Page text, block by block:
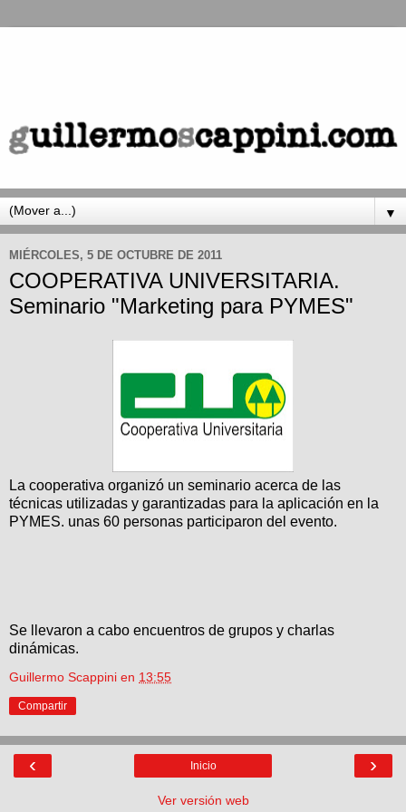
▼
MIÉRCOLES, 5 DE OCTUBRE DE 2011
COOPERATIVA UNIVERSITARIA.
Seminario "Marketing para PYMES"
La cooperativa organizó un seminario acerca de las
técnicas utilizadas y garantizadas para la aplicación en la
PYMES. unas 60 personas participaron del evento.
Se llevaron a cabo encuentros de grupos y charlas
dinámicas.
Guillermo Scappini en 13:55
Compartir
‹ ›
Inicio
Ver versión web